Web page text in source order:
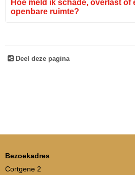
Hoe meld ik schade, overlast of
openbare ruimte?
Deel deze pagina
Bezoekadres
Cortgene 2